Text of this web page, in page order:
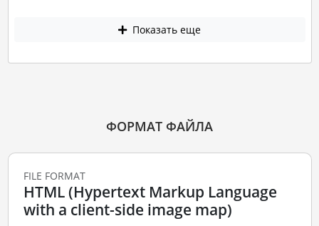
Показать еще
ФОРМАТ ФАЙЛА
FILE FORMAT
HTML (Hypertext Markup Language
with a client-side image map)